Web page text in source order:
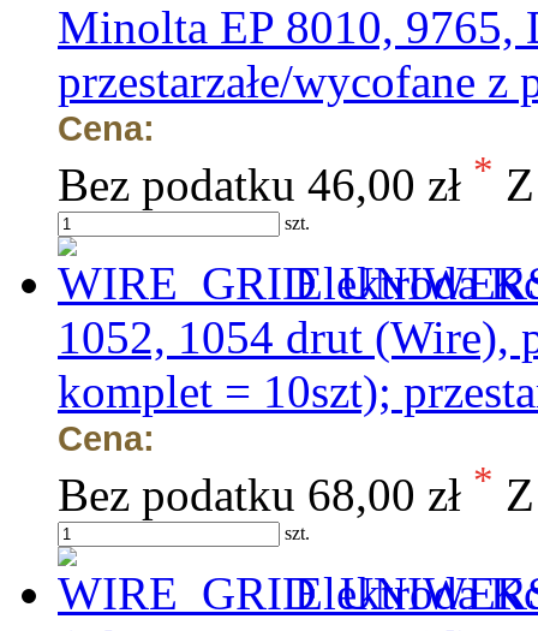
Minolta EP 8010, 9765,
przestarzałe/wycofane z
Cena:
Bez podatku 46,00 zł *
szt.
Elektroda
1052, 1054 drut (Wire),
komplet = 10szt);
Cena:
Bez podatku 68,00 zł *
szt.
Elektroda